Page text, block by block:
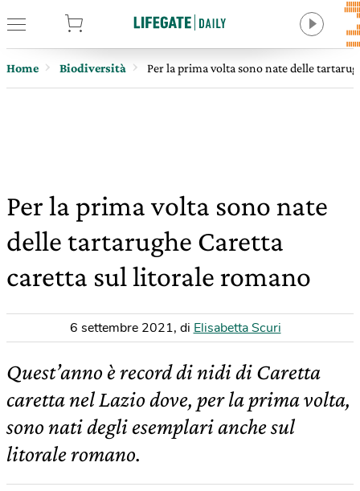
Home Biodiversità Per la prima volta sono nate delle
Per la prima volta sono nate
delle tartarughe Caretta
caretta sul litorale romano
6 settembre 2021, di Elisabetta Scuri
Quest’anno è record di nidi di Caretta
caretta nel Lazio dove, per la prima volta,
sono nati degli esemplari anche sul
litorale romano.